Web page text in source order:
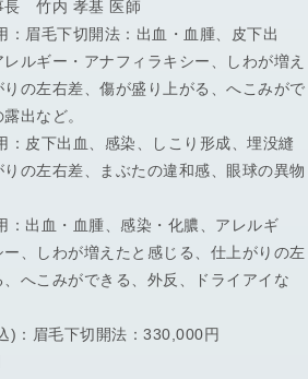
長 竹内 孝基 医師
： 眉毛下切開法：出血・血腫、皮下出
ルギー・アナフィラキシー、しわが増え
の左右差、傷が盛り上がる、へこみがで
出など。
： 皮下出血、感染、しこり形成、埋没縫
の左右差、まぶたの違和感、眼球の異物
： 出血・血腫、感染・化膿、アレルギ
、しわが増えたと感じる、仕上がりの左
へこみができる、外反、ドライアイな
)： 眉毛下切開法：330,000円